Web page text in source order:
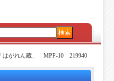
はがれん蔵」 MPP-10 219940